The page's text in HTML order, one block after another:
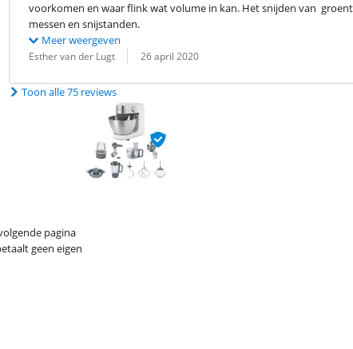
voorkomen en waar flink wat volume in kan. Het snijden van
messen en snijstanden.
Meer weergeven
Beoordeling door:
Esther van der Lugt
Datum: 26 april 2020
Toon alle 75 reviews
pagina
geen eigen